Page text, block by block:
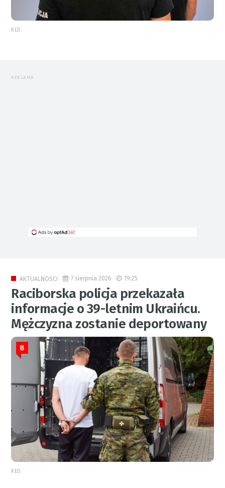
RED.
REKLAMA
AKTUALNOŚCI 7 sierpnia 2026 19:25
Raciborska policja przekazała
informacje o 39-letnim Ukraińcu.
Mężczyzna zostanie deportowany
8
RED.